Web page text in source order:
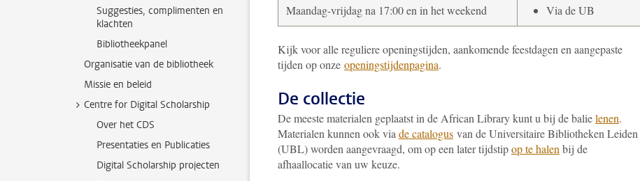
Suggesties, complimenten en
klachten
Bibliotheekpanel
Organisatie van de bibliotheek
Missie en beleid
Centre for Digital Scholarship
Over het CDS
Presentaties en Publicaties
Digital Scholarship projecten
Maandag-vrijdag na 17:00 en in het weekend Via de UB
Kijk voor alle reguliere openingstijden, aankomende feestdagen en aangepaste
tijden op onze openingstijdenpagina.
De collectie
De meeste materialen geplaatst in de African Library kunt u bij de balielenen.
Materialen kunnen ook via de catalogus van de Universitaire Bibliotheken Leiden
(UBL) worden aangevraagd, om op een later tijdstipop te halen bij de
afhaallocatie van uw keuze.